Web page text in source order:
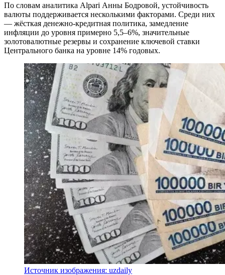
По словам аналитика Alpari Анны Бодровой, устойчивость
валюты поддерживается несколькими факторами. Среди них
— жёсткая денежно-кредитная политика, замедление
инфляции до уровня примерно 5,5–6%, значительные
золотовалютные резервы и сохранение ключевой ставки
Центрального банка на уровне 14% годовых.
Источник изображения: uzdaily